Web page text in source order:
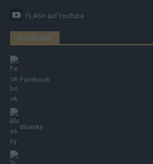
FLASH auf YouTube
FOLGE UNS
Facebook
Bluesky